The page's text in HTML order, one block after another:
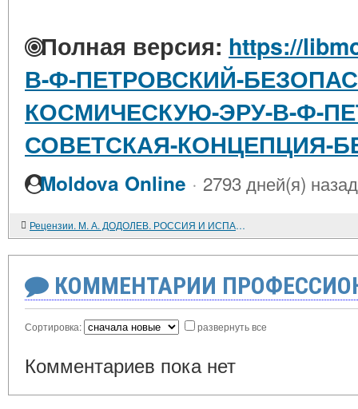
Полная версия: https://
В-Ф-ПЕТРОВСКИЙ-
КОСМИЧЕСКУЮ-ЭРУ-В-Ф-
СОВЕТСКАЯ-КОНЦЕПЦИЯ-
Moldova Online · 2793 дней(я) назад
Рецензии. М. А. ДОДОЛЕВ. РОССИЯ И ИСПАНИЯ 1808 - 1823 ГГ. ВОЙНА И РЕВОЛЮЦИЯ В ИСПАНИИ И РУССКО-ИСПАНСКИЕ ОТНОШЕНИЯ
КОММЕНТАРИИ
Сортировка: развернуть все
Комментариев пока нет